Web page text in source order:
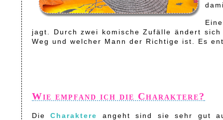
jagt. Durch zwei komische Zufälle ändert
Weg und welcher Mann der Richtige ist. Es
Wie empfand ich die Charaktere?
DieCharaktere
angeht sind sie sehr gut